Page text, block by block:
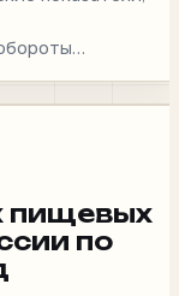
по